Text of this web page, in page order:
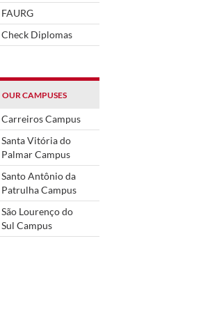
FAURG
Check Diplomas
OUR CAMPUSES
Carreiros Campus
Santa Vitória do
Palmar Campus
Santo Antônio da
Patrulha Campus
São Lourenço do
Sul Campus